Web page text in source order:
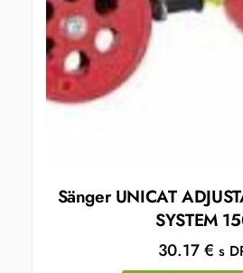
Sänger UNICAT
SYSTEM
30.17€ s